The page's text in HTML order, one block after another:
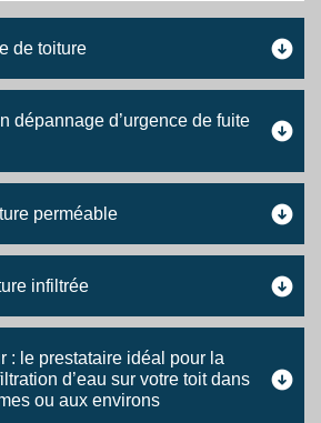
de toiture
dépannage d’urgence de fuite
perméable
infiltrée
: le prestataire idéal pour la
d’eau sur votre toit dans
ou aux environs